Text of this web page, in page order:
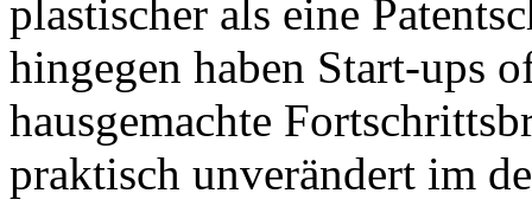
plastischer als eine
hingegen haben Start-ups
hausgemachte
praktisch unverändert im